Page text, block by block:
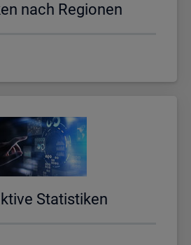
nach Re­gio­nen
Sta­tis­ti­ken